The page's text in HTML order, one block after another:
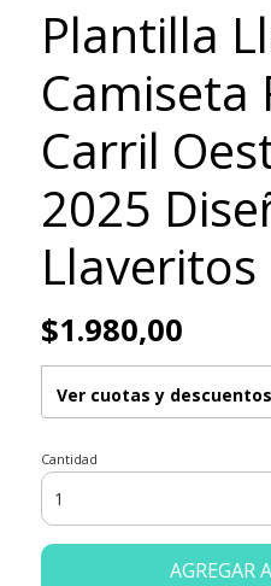
Plantilla
Camiseta
Carril
2025
Llaveritos
$1.980,00
Ver cuotas y descuentos
Cantidad
AGREGAR